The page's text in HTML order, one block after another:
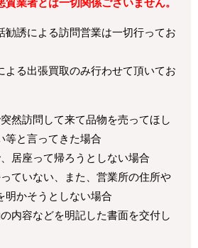
業者とは一切関係ございません。
勧誘による訪問営業は一切行ってお
よる出張買取のみ行わせて頂いてお
然訪問して来て品物を売ってほし
等と言ってきた場合
居座って帰ろうとしない場合
ていない、また、営業所の住所や
明かそうとしない場合
内容などを明記した書面を交付し